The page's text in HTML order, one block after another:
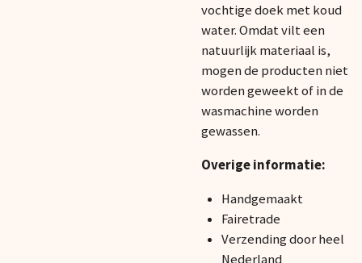
vochtige doek met koud
water. Omdat vilt een
natuurlijk materiaal is,
mogen de producten niet
worden geweekt of in de
wasmachine worden
gewassen.
Overige informatie:
Handgemaakt
Fairetrade
Verzending door heel
Nederland